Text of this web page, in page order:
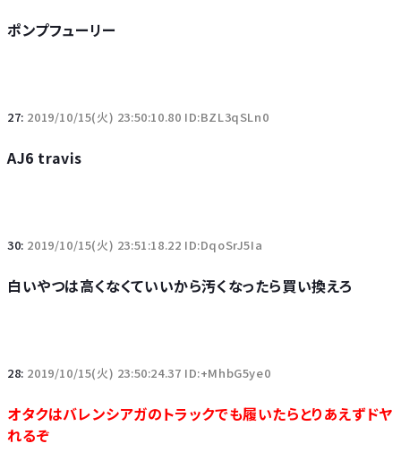
ポンプフューリー
27: 2019/10/15(火) 23:50:10.80 ID:BZL3qSLn0
AJ6 travis
30: 2019/10/15(火) 23:51:18.22 ID:DqoSrJ5Ia
白いやつは高くなくていいから汚くなったら買い換えろ
28: 2019/10/15(火) 23:50:24.37 ID:+MhbG5ye0
オタクはバレンシアガのトラックでも履いたらとりあえずドヤ
れるぞ